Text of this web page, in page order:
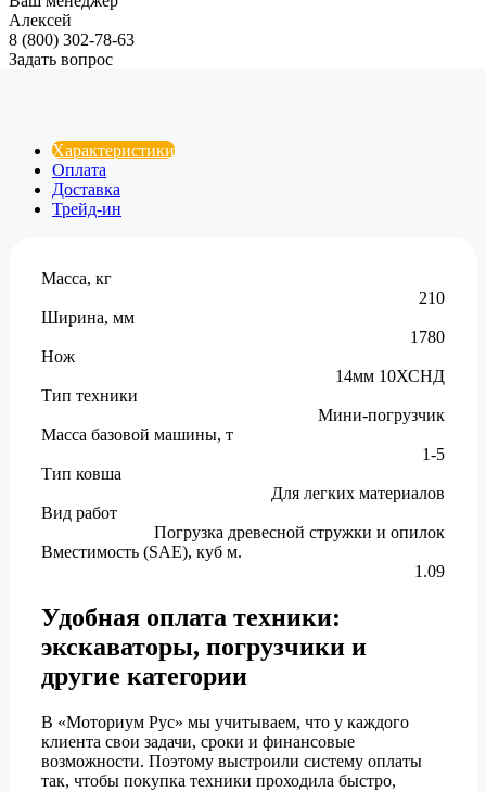
Алексей
8 (800) 302-78-63
Задать вопрос
Характеристики
Оплата
Доставка
Трейд-ин
Масса, кг
210
Ширина, мм
1780
Нож
14мм 10ХСНД
Тип техники
Мини-погрузчик
Масса базовой машины, т
1-5
Тип ковша
Для легких материалов
Вид работ
Погрузка древесной стружки и опилок
Вместимость (SAE), куб м.
1.09
Удобная оплата техники:
экскаваторы, погрузчики и
другие категории
В «Моториум Рус» мы учитываем, что у каждого
клиента свои задачи, сроки и финансовые
возможности. Поэтому выстроили систему оплаты
так, чтобы покупка техники проходила быстро,